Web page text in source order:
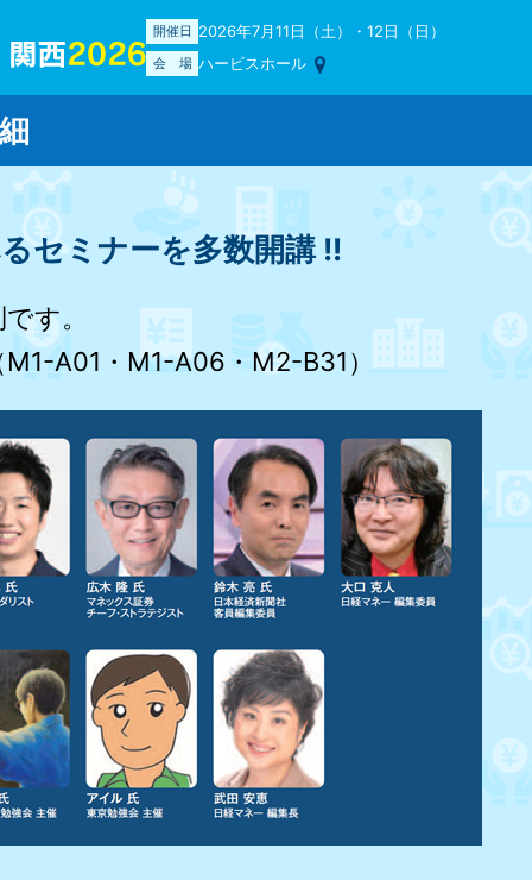
開催日 2026年7月11日（土）・12日（日）
会場 ハービスホール
セミナーを多数開講 !!
す。
A01・M1-A06・M2-B31）